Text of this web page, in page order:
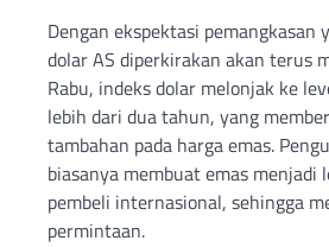
Dengan ekspektasi pemangkasan
dolar AS diperkirakan akan terus
Rabu, indeks dolar melonjak ke
lebih dari dua tahun, yang
tambahan pada harga emas.
biasanya membuat emas menjadi
pembeli internasional, sehingga
permintaan.